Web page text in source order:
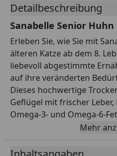
Detailbeschreibung
Sanabelle Senior
Erleben Sie, wie Sie mit
älteren Katze ab dem 8.
liebevoll abgestimmte
auf ihre veränderten
Dieses hochwertige
Geflügel mit frischer
Omega-3- und Omega-6-
Leinsaat. Es unterstützt
Stoffwechsel und schützt
Darmtrakt Ihrer Katze. Die
Mehr